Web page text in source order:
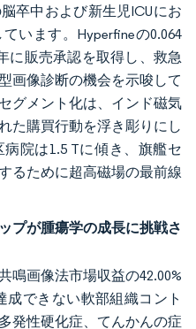
卒中および新生児ICUにお
います。Hyperfineの0.064
に販売承認を取得し、救急
画像診断の機会を示唆して
グメント化は、インド磁気
た購買行動を浮き彫りにし
院は1.5 Tに傾き、旗艦セ
るために超高磁場の最前線
プが腫瘍学の成長に挑戦さ
鳴画像法市場収益の42.00%
できない軟部組織コント
発性硬化症、てんかんの症